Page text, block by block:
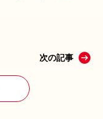
次の記事